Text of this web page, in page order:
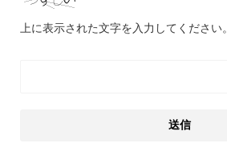
上に表示された文字を入力してください。